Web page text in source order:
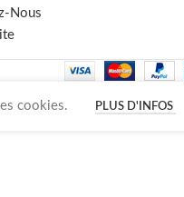
Nous
cookies. PLUS D'INFOS